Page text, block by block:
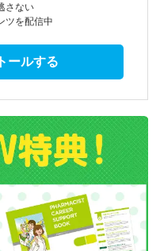
さない
ツを配信中
ールする